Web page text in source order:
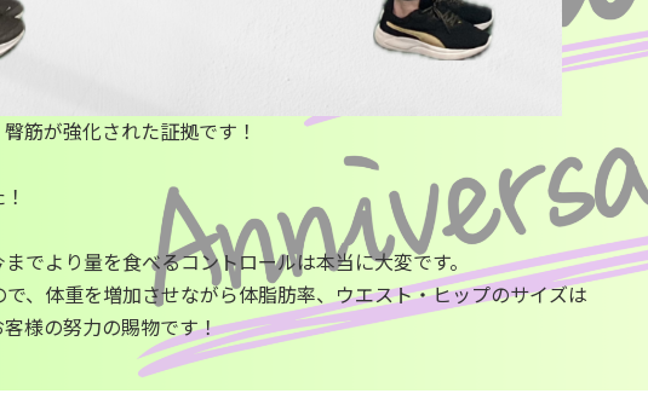
筋が強化された証拠です！
でより量を食べるコントロールは本当に大変です。
、体重を増加させながら体脂肪率、ウエスト・ヒップのサイズは
様の努力の賜物です！